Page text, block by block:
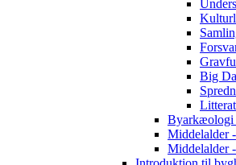
Big
Byarkæologi
Middelalder
Middelalder